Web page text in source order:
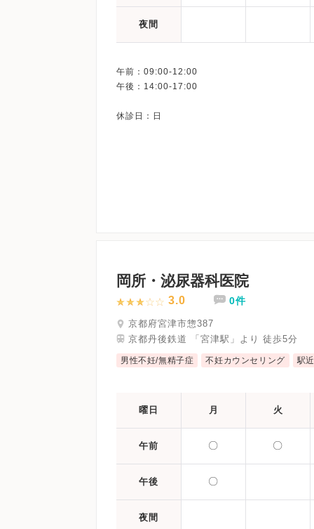
夜間
午前：09:00-12:00
午後：14:00-17:00
岡所・泌尿器科医院
3.0 0件
京都府宮津市惣387
京都丹後鉄道 「宮津駅」より 徒歩5分
男性不妊/無精子症 不妊カウンセリング 駅近
曜日 月 火
午前 〇 〇
午後 〇
夜間